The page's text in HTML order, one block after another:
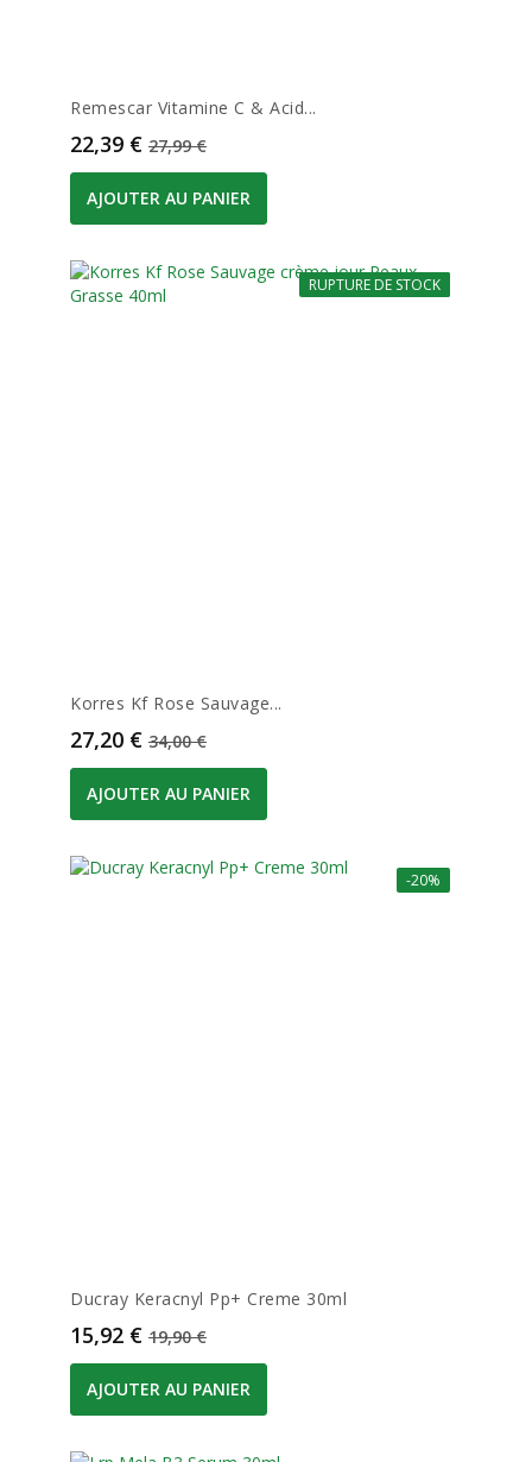
Remescar Vitamine C & Acid...
Prix
22,39 € Prix de base
27,99 €
AJOUTER AU PANIER
-20%
RUPTURE DE STOCK
Korres Kf Rose Sauvage...
Prix
27,20 € Prix de base
34,00 €
AJOUTER AU PANIER
-20%
Ducray Keracnyl Pp+ Creme 30ml
Prix
15,92 € Prix de base
19,90 €
AJOUTER AU PANIER